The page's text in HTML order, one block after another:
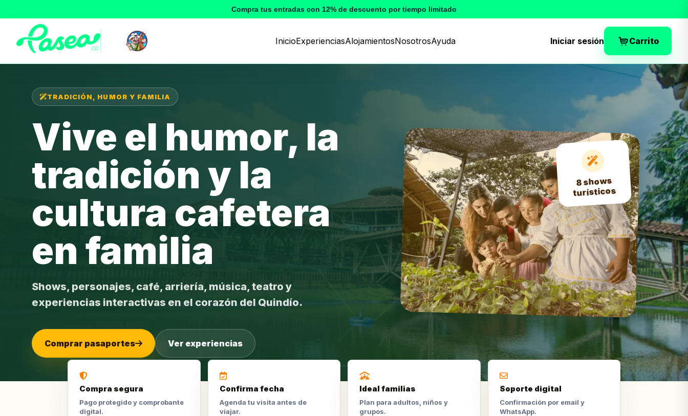
Compra tus entradas con 12% de descuento por tiempo limitado
InicioExperienciasAlojamientosNosotrosAyuda Iniciar sesión Carrito
TRADICIÓN, HUMOR Y FAMILIA
Vive el humor, la
tradición y la
cultura cafetera
en familia
Shows, personajes, café, arriería, música, teatro y
experiencias interactivas en el corazón del Quindío.
Comprar pasaportes Ver experiencias
8 shows
turísticos
Compra segura
Pago protegido y comprobante
digital.
Confirma fecha
Agenda tu visita antes de
viajar.
Ideal familias
Plan para adultos, niños y
grupos.
Soporte digital
Confirmación por email y
WhatsApp.